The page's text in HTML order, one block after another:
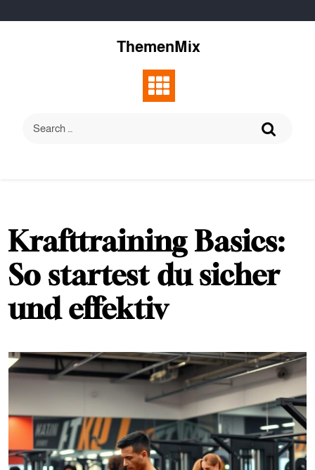
to
ThemenMix
Krafttraining Basics:
So startest du sicher
und effektiv